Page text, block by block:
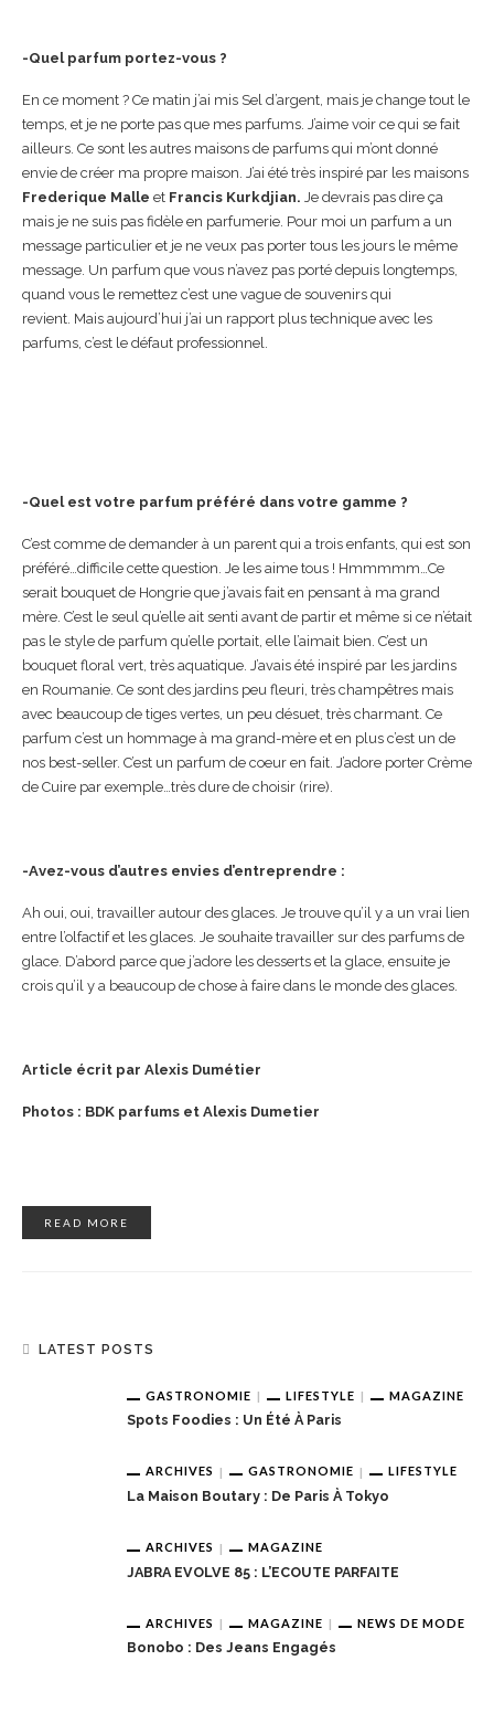
-Quel parfum portez-vous ?
En ce moment ? Ce matin j’ai mis Sel d’argent, mais je change tout le
temps, et je ne porte pas que mes parfums. J’aime voir ce qui se fait
ailleurs. Ce sont les autres maisons de parfums qui m’ont donné
envie de créer ma propre maison. J’ai été très inspiré par les maisons
Frederique Malle et Francis Kurkdjian. Je devrais pas dire ça
mais je ne suis pas fidèle en parfumerie. Pour moi un parfum a un
message particulier et je ne veux pas porter tous les jours le même
message. Un parfum que vous n’avez pas porté depuis longtemps,
quand vous le remettez c’est une vague de souvenirs qui
revient. Mais aujourd’hui j’ai un rapport plus technique avec les
parfums, c’est le défaut professionnel.
-Quel est votre parfum préféré dans votre gamme ?
C’est comme de demander à un parent qui a trois enfants, qui est son
préféré…difficile cette question. Je les aime tous ! Hmmmmm…Ce
serait bouquet de Hongrie que j’avais fait en pensant à ma grand
mère. C’est le seul qu’elle ait senti avant de partir et même si ce n’était
pas le style de parfum qu’elle portait, elle l’aimait bien. C’est un
bouquet floral vert, très aquatique. J’avais été inspiré par les jardins
en Roumanie. Ce sont des jardins peu fleuri, très champêtres mais
avec beaucoup de tiges vertes, un peu désuet, très charmant. Ce
parfum c’est un hommage à ma grand-mère et en plus c’est un de
nos best-seller. C’est un parfum de coeur en fait. J’adore porter Crème
de Cuire par exemple…très dure de choisir (rire).
-Avez-vous d’autres envies d’entreprendre :
Ah oui, oui, travailler autour des glaces. Je trouve qu’il y a un vrai lien
entre l’olfactif et les glaces. Je souhaite travailler sur des parfums de
glace. D’abord parce que j’adore les desserts et la glace, ensuite je
crois qu’il y a beaucoup de chose à faire dans le monde des glaces.
Article écrit par Alexis Dumétier
Photos : BDK parfums et Alexis Dumetier
READ MORE
LATEST POSTS
GASTRONOMIE LIFESTYLE MAGAZINE
Spots Foodies : Un Été À Paris
ARCHIVES GASTRONOMIE LIFESTYLE
La Maison Boutary : De Paris À Tokyo
ARCHIVES MAGAZINE
JABRA EVOLVE 85 : L’ECOUTE PARFAITE
ARCHIVES MAGAZINE NEWS DE MODE
Bonobo : Des Jeans Engagés